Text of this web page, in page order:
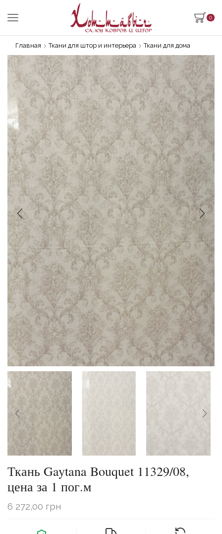
0
Главная Ткани для штор и интерьера Ткани для дома
Ткань Gaytana Bouquet 11329/08,
цена за 1 пог.м
6 272,00 грн